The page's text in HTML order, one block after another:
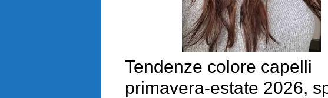
Tendenze colore capelli
primavera-estate 2026,